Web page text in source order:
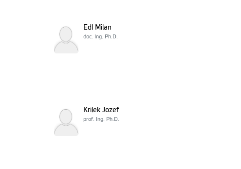
Edl Milan
doc. Ing. Ph.D.
Krilek Jozef
prof. Ing. Ph.D.